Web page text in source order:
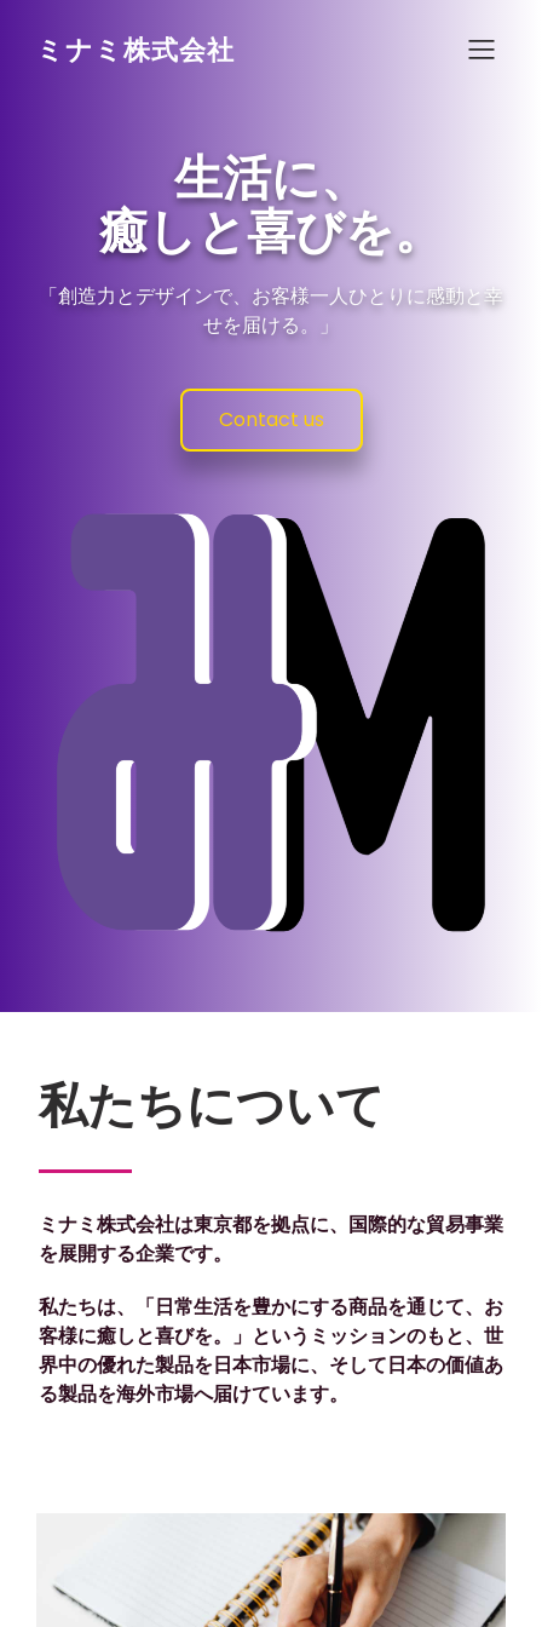
ミナミ株式会社
生活に、
癒しと喜びを。
「創造力とデザインで、お客様一人ひとりに感動と幸
せを届ける。」
Contact us
私たちについて
ミナミ株式会社は東京都を拠点に、国際的な貿易事業
を展開する企業です。
私たちは、「日常生活を豊かにする商品を通じて、お
客様に癒しと喜びを。」というミッションのもと、世
界中の優れた製品を日本市場に、そして日本の価値あ
る製品を海外市場へ届けています。